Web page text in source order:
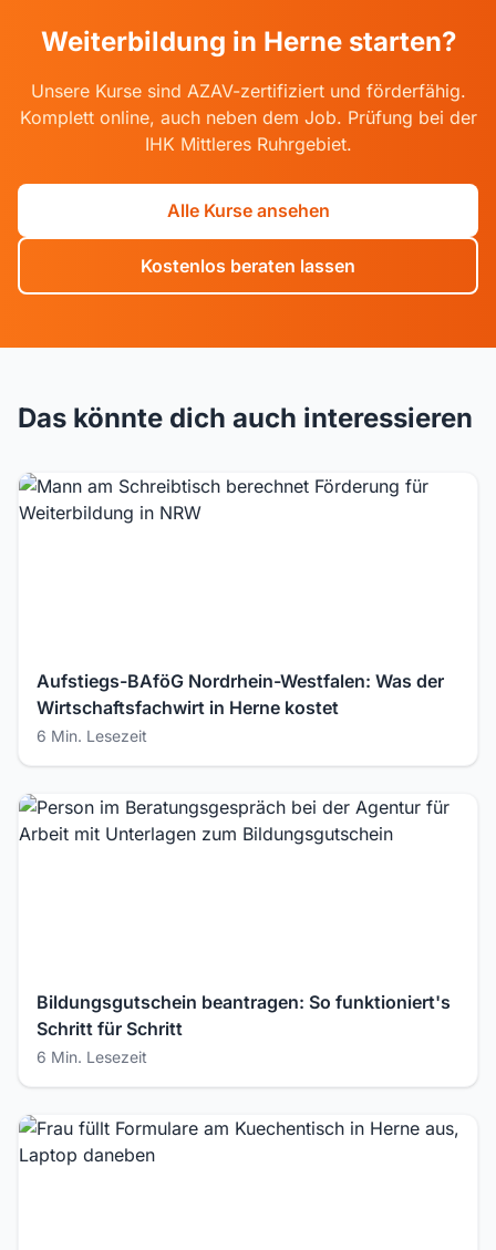
Weiterbildung in Herne starten?
Unsere Kurse sind AZAV-zertifiziert und förderfähig.
Komplett online, auch neben dem Job. Prüfung bei der
IHK Mittleres Ruhrgebiet.
Alle Kurse ansehen
Kostenlos beraten lassen
Das könnte dich auch interessieren
Aufstiegs-BAföG Nordrhein-Westfalen: Was der
Wirtschaftsfachwirt in Herne kostet
6 Min. Lesezeit
Bildungsgutschein beantragen: So funktioniert's
Schritt für Schritt
6 Min. Lesezeit